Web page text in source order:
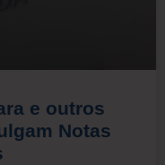
e outros
Notas